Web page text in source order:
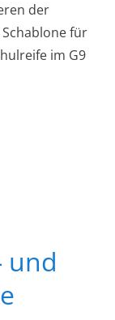
der
für
im G9
und